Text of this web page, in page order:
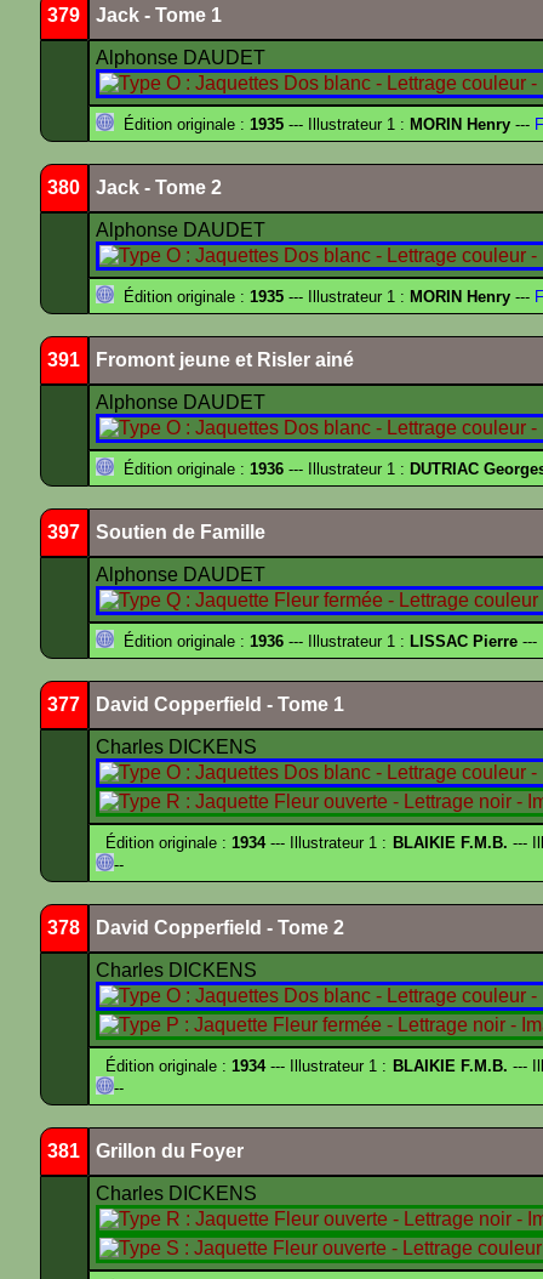
379 Jack - Tome 1
Alphonse DAUDET
Édition originale : 1935 --- Illustrateur 1 : MORIN Henry ---
380 Jack - Tome 2
Alphonse DAUDET
Édition originale : 1935 --- Illustrateur 1 : MORIN Henry ---
391 Fromont jeune et Risler ainé
Alphonse DAUDET
Édition originale : 1936 --- Illustrateur 1 : DUTRIAC
397 Soutien de Famille
Alphonse DAUDET
Édition originale : 1936 --- Illustrateur 1 : LISSAC Pierre ---
377 David Copperfield - Tome 1
Charles DICKENS
Édition originale :1934--- Illustrateur 1 : BLAIKIE F.M.B. ---
--
378 David Copperfield - Tome 2
Charles DICKENS
Édition originale :1934--- Illustrateur 1 : BLAIKIE F.M.B. ---
--
381 Grillon du Foyer
Charles DICKENS